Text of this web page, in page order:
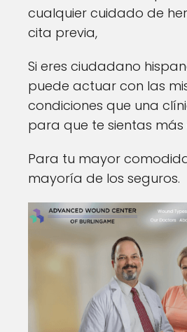
cualquier cuidado de
cita previa,
Si eres ciudadano
puede actuar con las
condiciones que una
para que te sientas
Para tu mayor
mayoría de los seguros.